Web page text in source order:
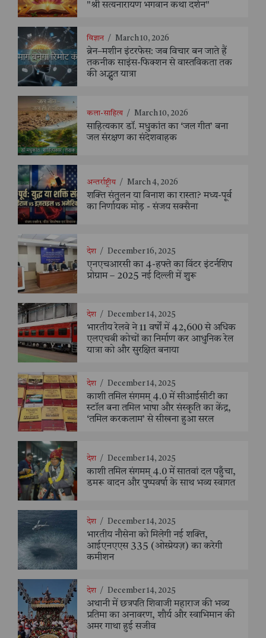
"श्री सत्यनारायण भगवान कथा दर्शन"
विज्ञान / March 10, 2026
ब्रेन–मशीन इंटरफेस: जब विचार बन जाते हैं
तकनीक साइंस-फिक्शन से वास्तविकता तक
की अद्भुत यात्रा
कला-साहित्य / March 10, 2026
साहित्यकार डॉ. मधुकांत का ‘जल गीत’ बना
जल संरक्षण का संदेशवाहक
अन्तर्राष्ट्रीय / March 4, 2026
शक्ति संतुलन या विनाश का रास्ता? मध्य-पूर्व
का निर्णायक मोड़ - संजय सक्सैना
देश / December 16, 2025
एनएचआरसी का 4-हफ्ते का विंटर इंटर्नशिप
प्रोग्राम – 2025 नई दिल्ली में शुरू
देश / December 14, 2025
भारतीय रेलवे ने 11 वर्षों में 42,600 से अधिक
एलएचबी कोचों का निर्माण कर आधुनिक रेल
यात्रा को और सुरक्षित बनाया
देश / December 14, 2025
काशी तमिल संगमम् 4.0 में सीआईसीटी का
स्टॉल बना तमिल भाषा और संस्कृति का केंद्र,
‘तमिल करकलाम’ से सीखना हुआ सरल
देश / December 14, 2025
काशी तमिल संगमम् 4.0 में सातवां दल पहुँचा,
डमरू वादन और पुष्पवर्षा के साथ भव्य स्वागत
देश / December 14, 2025
भारतीय नौसेना को मिलेगी नई शक्ति,
आईएनएएस 335 (ओस्प्रेयज़) का करेगी
कमीशन
देश / December 14, 2025
अथानी में छत्रपति शिवाजी महाराज की भव्य
प्रतिमा का अनावरण, शौर्य और स्वाभिमान की
अमर गाथा हुई सजीव